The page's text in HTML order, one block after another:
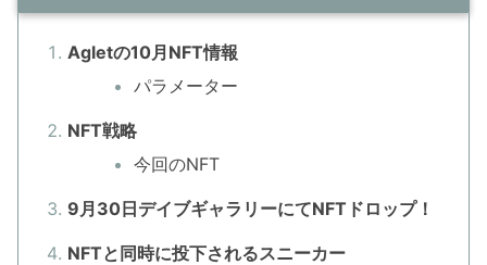
Agletの10月NFT情報
パラメーター
NFT戦略
今回のNFT
9月30日デイブギャラリーにてNFTドロップ！
NFTと同時に投下されるスニーカー